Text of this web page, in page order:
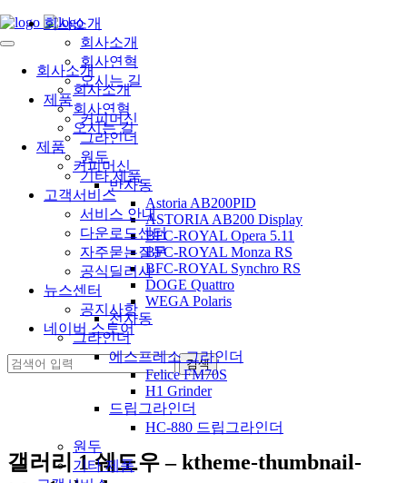
회사소개
회사소개
회사연혁
오시는 길
제품
커피머신
반자동
Astoria AB200PID
ASTORIA AB200 Display
BFC-ROYAL Opera 5.11
BFC-ROYAL Monza RS
BFC-ROYAL Synchro RS
DOGE Quattro
WEGA Polaris
전자동
그라인더
에스프레소 그라인더
Felice FM70S
H1 Grinder
드립그라인더
HC-880 드립그라인더
원두
기타 제품
회사소개
회사소개
회사연혁
오시는 길
제품
커피머신
그라인더
원두
기타 제품
고객서비스
서비스 안내
다운로드센터
자주묻는질문
공식딜러사
뉴스센터
공지사항
네이버 스토어
갤러리 1 쉐도우 – ktheme-thumbnail-